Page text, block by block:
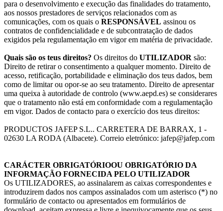
para o desenvolvimento e execução das finalidades do tratamento,
aos nossos prestadores de serviços relacionados com as
comunicações, com os quais o RESPONSÁVEL assinou os
contratos de confidencialidade e de subcontratação de dados
exigidos pela regulamentação em vigor em matéria de privacidade.
Quais são os teus direitos? Os direitos do UTILIZADOR são:
Direito de retirar o consentimento a qualquer momento. Direito de
acesso, retificação, portabilidade e eliminação dos teus dados, bem
como de limitar ou opor-se ao seu tratamento. Direito de apresentar
uma queixa à autoridade de controlo (www.aepd.es) se considerares
que o tratamento não está em conformidade com a regulamentação
em vigor. Dados de contacto para o exercício dos teus direitos:
PRODUCTOS JAFEP S.L.. CARRETERA DE BARRAX, 1 -
02630 LA RODA (Albacete). Correio eletrónico: jafep@jafep.com
CARÁCTER OBRIGATÓRIOOU OBRIGATÓRIO DA
INFORMAÇÃO FORNECIDA PELO UTILIZADOR
Os UTILIZADORES, ao assinalarem as caixas correspondentes e
introduzirem dados nos campos assinalados com um asterisco (*) no
formulário de contacto ou apresentados em formulários de